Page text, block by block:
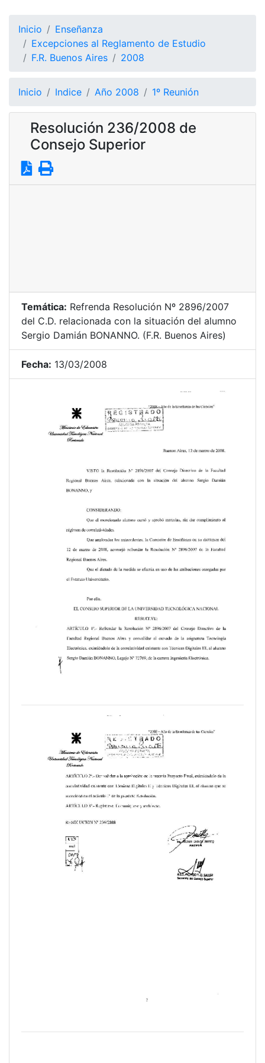
Inicio
Enseñanza
Excepciones al Reglamento de Estudio
F.R. Buenos Aires
2008
Inicio Indice Año 2008 1º Reunión
Resolución 236/2008 de
Consejo Superior
Temática: Refrenda Resolución Nº 2896/2007
del C.D. relacionada con la situación del alumno
Sergio Damián BONANNO. (F.R. Buenos Aires)
Fecha: 13/03/2008